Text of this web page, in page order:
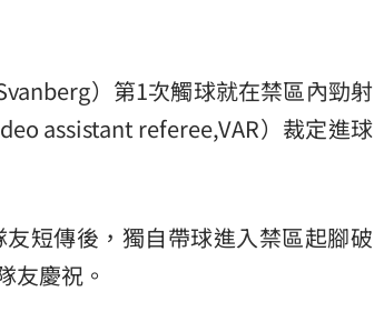
）第1次觸球就在禁區內勁射
assistant referee,VAR）裁定進球
短傳後，獨自帶球進入禁區起腳破
友慶祝。